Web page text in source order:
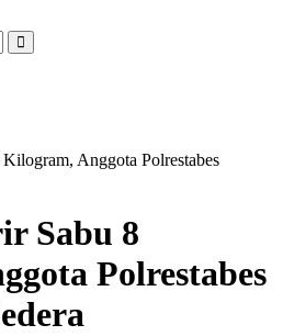
Anggota Polrestabes
Sabu 8
Polrestabes